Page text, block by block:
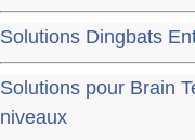
Solutions Dingbats
Solutions pour Brain
niveaux